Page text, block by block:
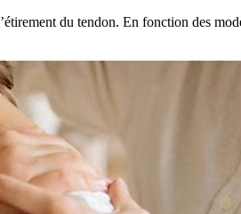
du tendon. En fonction des